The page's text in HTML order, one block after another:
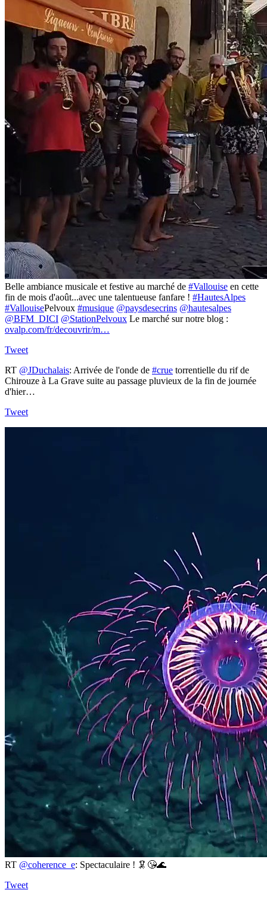
Belle ambiance musicale et festive au marché de #Vallouise en cette
fin de mois d'août...avec une talentueuse fanfare ! #HautesAlpes
#VallouisePelvoux #musique @paysdesecrins @hautesalpes
@BFM_DICI @StationPelvoux Le marché sur notre blog :
ovalp.com/fr/decouvrir/m…
Tweet
RT @JDuchalais: Arrivée de l'onde de #crue torrentielle du rif de
Chirouze à La Grave suite au passage pluvieux de la fin de journée
d'hier…
Tweet
RT @coherence_e: Spectaculaire ! 🦑😘🌊
Tweet